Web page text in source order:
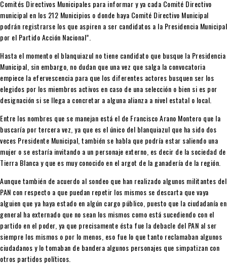
Comités Directivos Municipales para informar y ya cada Comité Directivo
municipal en los 212 Municipios o donde haya Comité Directivo Municipal
podrán registrarse los que aspiren a ser candidatos a la Presidencia Municipal
por el Partido Acción Nacional”.
Hasta el momento el blanquiazul no tiene candidato que busque la Presidencia
Municipal, sin embargo, no dudan que una vez que salga la convocatoria
empiece la efervescencia para que los diferentes actores busquen ser los
elegidos por los miembros activos en caso de una selección o bien si es por
designación si se llega a concretar a alguna alianza a nivel estatal o local.
Entre los nombres que se manejan está el de Francisco Arano Montero que la
buscaría por tercera vez, ya que es el único del blanquiazul que ha sido dos
veces Presidente Municipal, también se habla que podría estar saliendo una
mujer o se estaría invitando a un personaje externo, es decir de la sociedad de
Tierra Blanca y que es muy conocido en el argot de la ganadería de la región.
Aunque también de acuerdo al sondeo que han realizado algunos militantes del
PAN con respecto a que puedan repetir los mismos se descarta que vaya
alguien que ya haya estado en algún cargo público, puesto que la ciudadanía en
general ha externado que no sean los mismos como está sucediendo con el
partido en el poder, ya que precisamente ésta fue la debacle del PAN al ser
siempre los mismos o por lo menos, eso fue lo que tanto reclamaban algunos
ciudadanos y lo tomaban de bandera algunos personajes que simpatizan con
otros partidos políticos.